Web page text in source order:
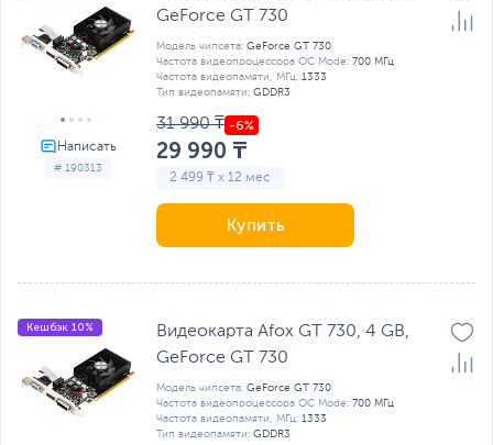
# 190313
GeForce GT 730
Модель чипсета: GeForce GT 730
Частота видеопроцессора OC Mode: 700 МГц
Частота видеопамяти, МГц: 1333
Тип видеопамяти: GDDR3
31 990 ₸
29 990 ₸
2 499 ₸ x 12 мес
Купить
Кешбэк 10%
Видеокарта Afox GT 730, 4 GB,
GeForce GT 730
Модель чипсета: GeForce GT 730
Частота видеопроцессора OC Mode: 700 МГц
Частота видеопамяти, МГц: 1333
Тип видеопамяти: GDDR3